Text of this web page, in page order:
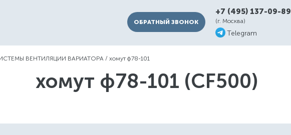
ОБРАТНЫЙ ЗВОНОК
+7 (495) 137-09-89
(г. Москва)
Telegram
ВЕНТИЛЯЦИИ ВАРИАТОРА / хомут ф78-101
хомут ф78-101 (CF500)